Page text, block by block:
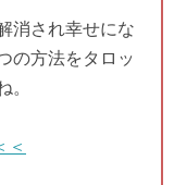
消され幸せにな
の方法をタロッ
。
＜